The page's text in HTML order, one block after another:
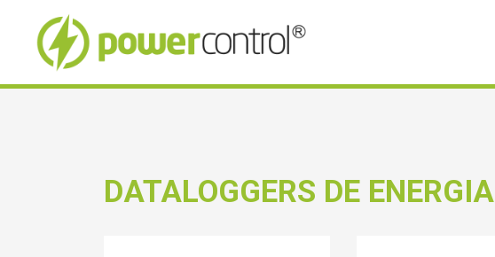
DATALOGGERS DE ENERGIA